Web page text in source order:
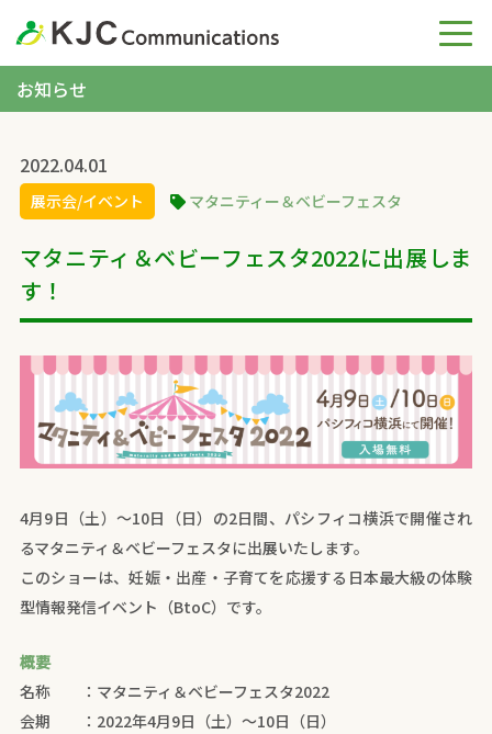
お知らせ
2022.04.01
展示会/イベント マタニティー＆ベビーフェスタ
マタニティ＆ベビーフェスタ2022に出展しま
す！
4月9日（土）～10日（日）の2日間、パシフィコ横浜で開催され
るマタニティ＆ベビーフェスタに出展いたします。
このショーは、妊娠・出産・子育てを応援する日本最大級の体験
型情報発信イベント（BtoC）です。
概要
名称 ：マタニティ＆ベビーフェスタ2022
会期 ：2022年4月9日（土）～10日（日）